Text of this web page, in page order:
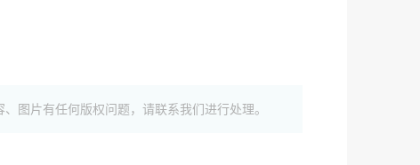
图片有任何版权问题，请联系我们进行处理。